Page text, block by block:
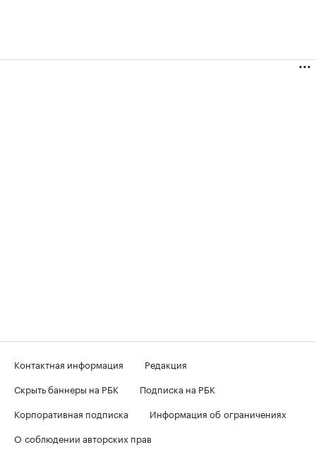
Контактная информация
Редакция
Скрыть баннеры на РБК
Подписка на РБК
Корпоративная подписка
Информация об ограничениях
О соблюдении авторских прав